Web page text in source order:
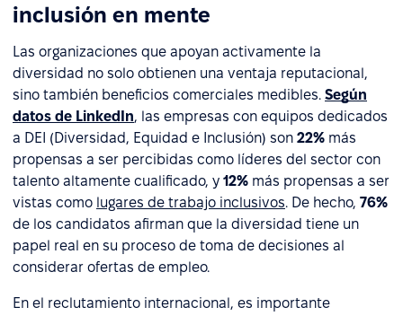
inclusión en mente
Las organizaciones que apoyan activamente la
diversidad no solo obtienen una ventaja reputacional,
sino también beneficios comerciales medibles. Según
datos de LinkedIn, las empresas con equipos dedicados
a DEI (Diversidad, Equidad e Inclusión) son 22% más
propensas a ser percibidas como líderes del sector con
talento altamente cualificado, y 12% más propensas a ser
vistas como lugares de trabajo inclusivos. De hecho, 76%
de los candidatos afirman que la diversidad tiene un
papel real en su proceso de toma de decisiones al
considerar ofertas de empleo.
En el reclutamiento internacional, es importante